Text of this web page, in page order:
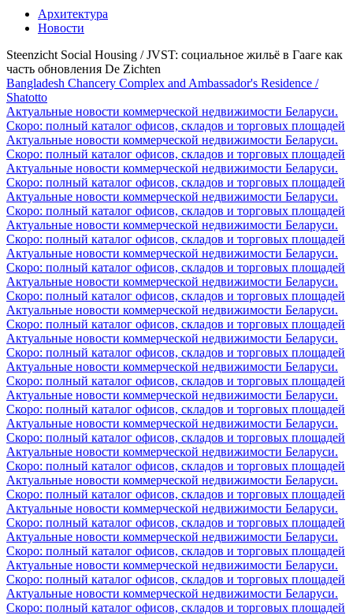
Архитектура
Новости
Steenzicht Social Housing / JVST: социальное жильё в Гааге как
часть обновления De Zichten
Bangladesh Chancery Complex and Ambassador's Residence /
Shatotto
Актуальные новости коммерческой недвижимости Беларуси.
Скоро: полный каталог офисов, складов и торговых площадей
Актуальные новости коммерческой недвижимости Беларуси.
Скоро: полный каталог офисов, складов и торговых площадей
Актуальные новости коммерческой недвижимости Беларуси.
Скоро: полный каталог офисов, складов и торговых площадей
Актуальные новости коммерческой недвижимости Беларуси.
Скоро: полный каталог офисов, складов и торговых площадей
Актуальные новости коммерческой недвижимости Беларуси.
Скоро: полный каталог офисов, складов и торговых площадей
Актуальные новости коммерческой недвижимости Беларуси.
Скоро: полный каталог офисов, складов и торговых площадей
Актуальные новости коммерческой недвижимости Беларуси.
Скоро: полный каталог офисов, складов и торговых площадей
Актуальные новости коммерческой недвижимости Беларуси.
Скоро: полный каталог офисов, складов и торговых площадей
Актуальные новости коммерческой недвижимости Беларуси.
Скоро: полный каталог офисов, складов и торговых площадей
Актуальные новости коммерческой недвижимости Беларуси.
Скоро: полный каталог офисов, складов и торговых площадей
Актуальные новости коммерческой недвижимости Беларуси.
Скоро: полный каталог офисов, складов и торговых площадей
Актуальные новости коммерческой недвижимости Беларуси.
Скоро: полный каталог офисов, складов и торговых площадей
Актуальные новости коммерческой недвижимости Беларуси.
Скоро: полный каталог офисов, складов и торговых площадей
Актуальные новости коммерческой недвижимости Беларуси.
Скоро: полный каталог офисов, складов и торговых площадей
Актуальные новости коммерческой недвижимости Беларуси.
Скоро: полный каталог офисов, складов и торговых площадей
Актуальные новости коммерческой недвижимости Беларуси.
Скоро: полный каталог офисов, складов и торговых площадей
Актуальные новости коммерческой недвижимости Беларуси.
Скоро: полный каталог офисов, складов и торговых площадей
Актуальные новости коммерческой недвижимости Беларуси.
Скоро: полный каталог офисов, складов и торговых площадей